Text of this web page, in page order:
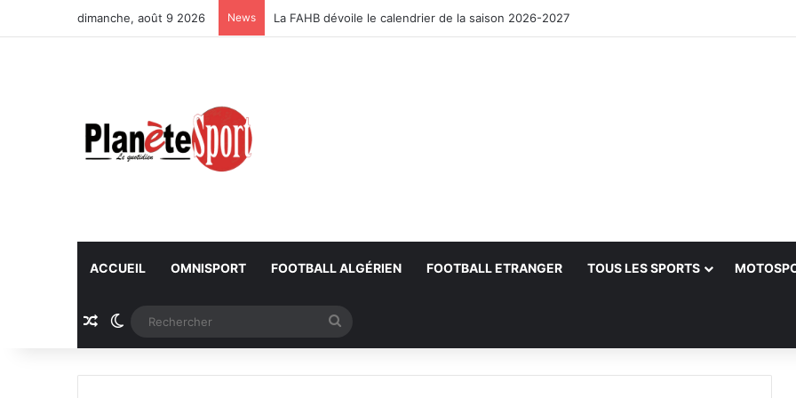
dimanche, août 9 2026 News La FAHB dévoile le calendrier de la saison 2026-2027
ACCUEIL OMNISPORT FOOTBALL ALGÉRIEN FOOTBALL ETRANGER TOUS LES SPORTS
Article Aléatoire
Switch skin